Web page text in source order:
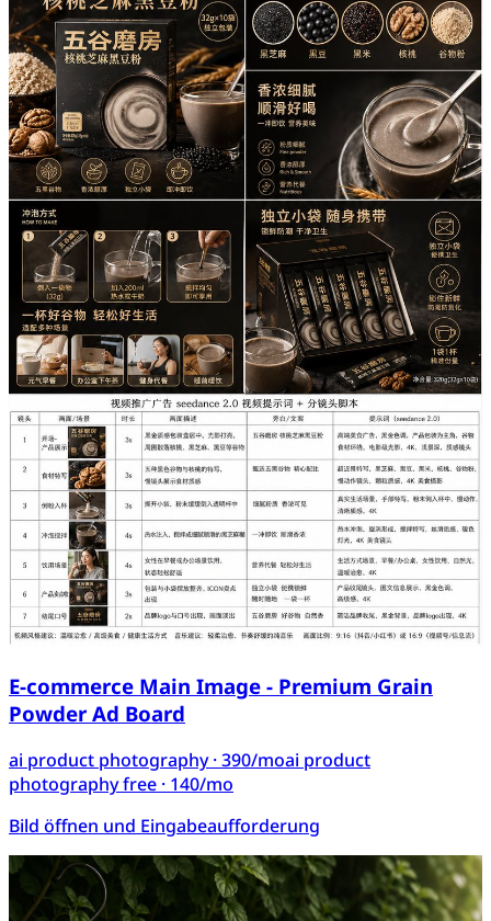
E-commerce Main Image - Premium Grain
Powder Ad Board
ai product photography· 390/moai product
photography free · 140/mo
Bild öffnen und Eingabeaufforderung